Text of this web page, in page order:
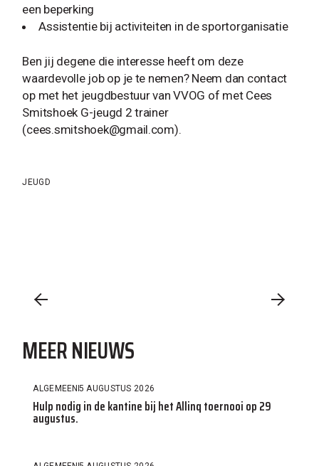
een beperking
Assistentie bij activiteiten in de sportorganisatie
Ben jij degene die interesse heeft om deze
waardevolle job op je te nemen? Neem dan contact
op met het jeugdbestuur van VVOG of met Cees
Smitshoek G-jeugd 2 trainer
(cees.smitshoek@gmail.com).
JEUGD
MEER NIEUWS
ALGEMEEN5 AUGUSTUS 2026
Hulp nodig in de kantine bij het Allinq toernooi op 29
augustus.